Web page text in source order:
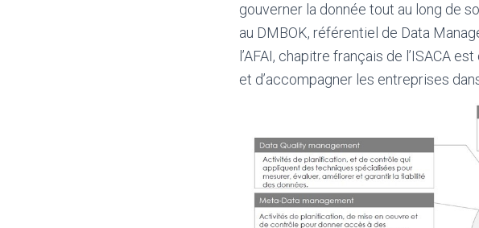
gouverner la donnée tout au long de
au DMBOK, référentiel de Data
l’AFAI, chapitre français de l’ISACA
et d’accompagner les entreprises